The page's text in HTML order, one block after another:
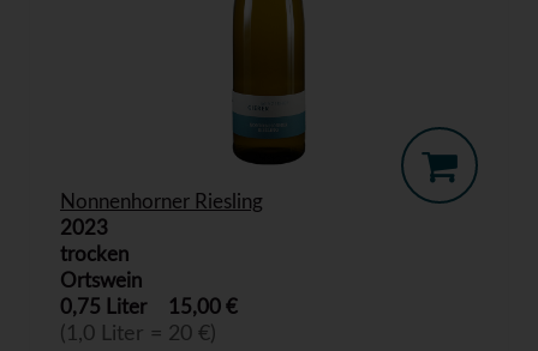
Nonnenhorner Riesling
2023
trocken
Ortswein
0,75 Liter
15,00 €
(1,0 Liter = 20 €)